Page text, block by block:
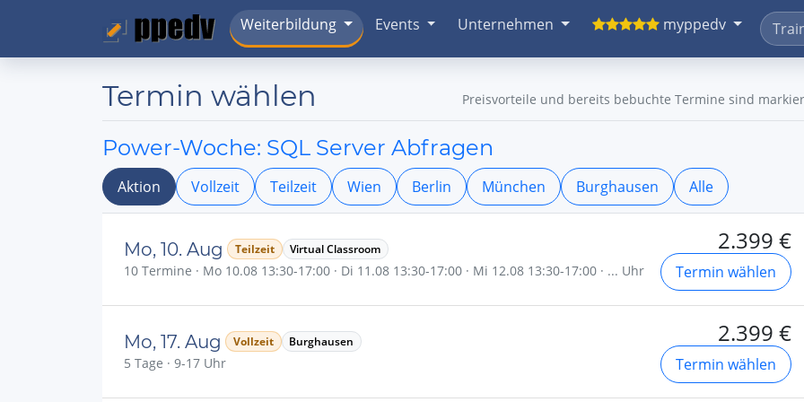
Weiterbildung Events Unternehmen myppedv
Termin wählen Preisvorteile und bereits bebuchte Termine sind
Power-Woche: SQL Server Abfragen
Aktion Vollzeit Teilzeit Wien Berlin München Burghausen Alle
Mo, 10. Aug Teilzeit Virtual Classroom
10 Termine · Mo 10.08 13:30-17:00 · Di 11.08 13:30-17:00 · Mi 12.08 13:30-17:00 · ... Uhr
2.399 €
Termin wählen
Mo, 17. Aug Vollzeit Burghausen
5 Tage · 9-17 Uhr
2.399 €
Termin wählen